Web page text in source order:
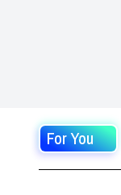
For You